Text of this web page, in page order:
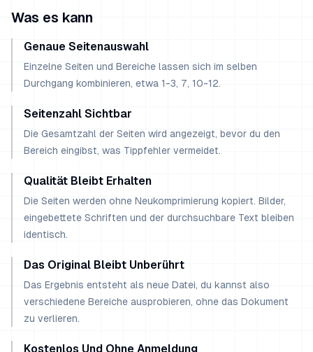
Was es kann
Genaue Seitenauswahl
Einzelne Seiten und Bereiche lassen sich im selben
Durchgang kombinieren, etwa 1-3, 7, 10-12.
Seitenzahl Sichtbar
Die Gesamtzahl der Seiten wird angezeigt, bevor du den
Bereich eingibst, was Tippfehler vermeidet.
Qualität Bleibt Erhalten
Die Seiten werden ohne Neukomprimierung kopiert. Bilder,
eingebettete Schriften und der durchsuchbare Text bleiben
identisch.
Das Original Bleibt Unberührt
Das Ergebnis entsteht als neue Datei, du kannst also
verschiedene Bereiche ausprobieren, ohne das Dokument
zu verlieren.
Kostenlos Und Ohne Anmeldung